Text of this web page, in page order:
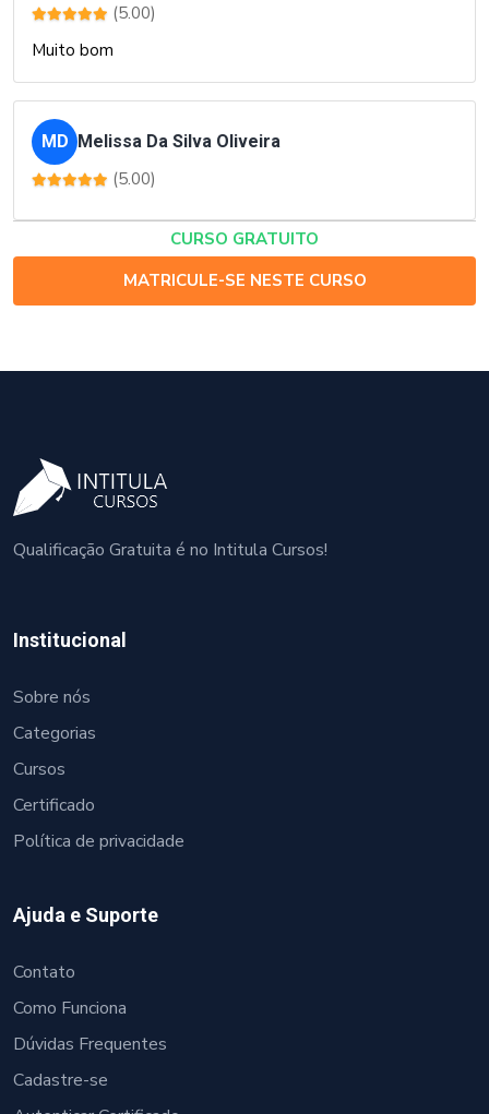
(5.00)
Muito bom
MD Melissa Da Silva Oliveira
(5.00)
CURSO GRATUITO
MATRICULE-SE NESTE CURSO
Qualificação Gratuita é no Intitula Cursos!
Institucional
Sobre nós
Categorias
Cursos
Certificado
Política de privacidade
Ajuda e Suporte
Contato
Como Funciona
Dúvidas Frequentes
Cadastre-se